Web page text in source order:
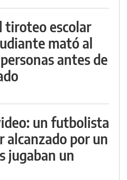
tiroteo escolar
mató al
antes de
un futbolista
alcanzado por un
jugaban un